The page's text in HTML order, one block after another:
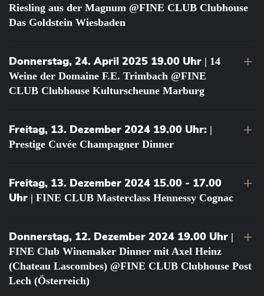
Riesling aus der Magnum @FINE CLUB Clubhouse
Das Goldstein Wiesbaden
Donnerstag, 24. April 2025 19.00 Uhr | 14
Weine der Domaine F.E. Trimbach @FINE
CLUB Clubhouse Kulturscheune Marburg
Freitag, 13. Dezember 2024 19.00 Uhr: |
Prestige Cuvée Champagner Dinner
Freitag, 13. Dezember 2024 15.00 - 17.00
Uhr | FINE CLUB Masterclass Hennessy Cognac
Donnerstag, 12. Dezember 2024 19.00 Uhr |
FINE Club Winemaker Dinner mit Axel Heinz
(Chateau Lascombes) @FINE CLUB Clubhouse Post
Lech (Österreich)